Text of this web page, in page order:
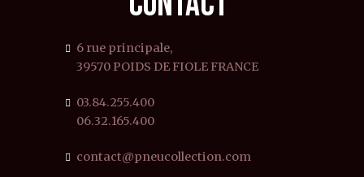
6 rue principale,
39570 POIDS DE FIOLE FRANCE
03.84.255.400
06.32.165.400
contact@pneucollection.com